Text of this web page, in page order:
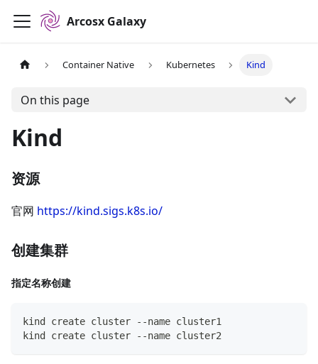
Arcosx Galaxy
Container Native Kubernetes Kind
On this page
Kind
资源
官网 https://kind.sigs.k8s.io/
创建集群
指定名称创建
kind create cluster --name cluster1
kind create cluster --name cluster2